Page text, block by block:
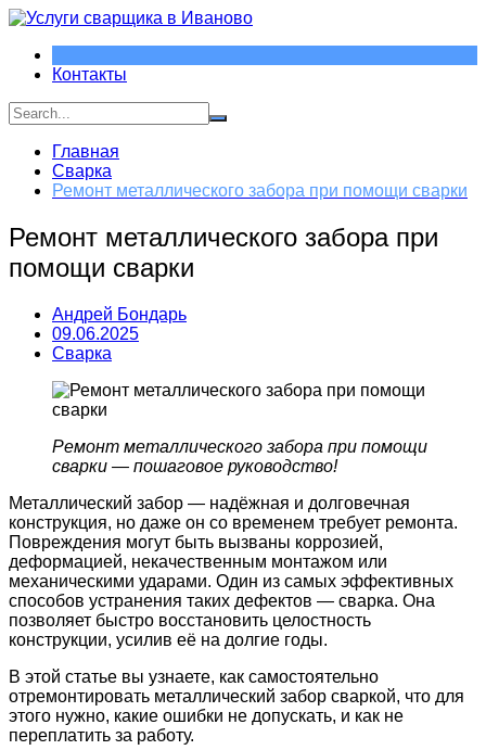
Перейти
содержимому
Контакты
Главная
Сварка
Ремонт металлического забора при помощи сварки
Ремонт металлического забора при
помощи сварки
Андрей Бондарь
09.06.2025
Сварка
Ремонт металлического забора при помощи
сварки — пошаговое руководство!
Металлический забор — надёжная и долговечная
конструкция, но даже он со временем требует ремонта.
Повреждения могут быть вызваны коррозией,
деформацией, некачественным монтажом или
механическими ударами. Один из самых эффективных
способов устранения таких дефектов — сварка. Она
позволяет быстро восстановить целостность
конструкции, усилив её на долгие годы.
В этой статье вы узнаете, как самостоятельно
отремонтировать металлический забор сваркой, что для
этого нужно, какие ошибки не допускать, и как не
переплатить за работу.